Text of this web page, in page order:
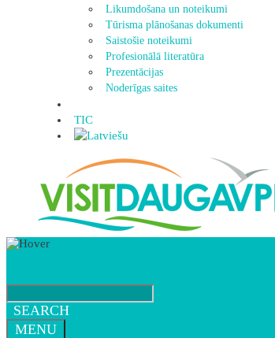
Likumdošana un noteikumi
Tūrisma plānošanas dokumenti
Saistošie noteikumi
Profesionālā literatūra
Prezentācijas
Noderīgas saites
TIC
SEARCH
MENU